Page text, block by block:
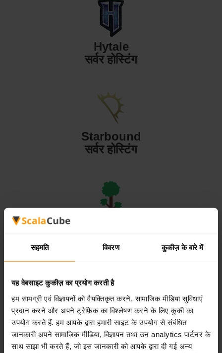
सहमति विवरण कुकीज़ के बारे में
यह वेबसाइट कुकीज़ का प्रयोग करती है
हम सामग्री एवं विज्ञापनों को वैयक्तिकृत करने, सामाजिक मीडिया सुविधाएं
प्रदान करने और अपने ट्रैफ़िक का विश्लेषण करने के लिए कुकी का
उपयोग करते हैं. हम आपके द्वारा हमारी साइट के उपयोग से संबंधित
जानकारी अपने सामाजिक मीडिया, विज्ञापन तथा उन analytics पार्टनर के
साथ साझा भी करते हैं, जो इस जानकारी को आपके द्वारा दी गई अन्य
Hytale
सर्वर होस्टिंग
Starbound
सर्वर होस्टिंग
Valheim
सर्वर होस्टिंग